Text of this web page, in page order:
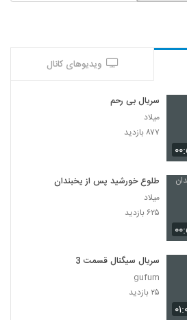
ویدیوهای کانال
سریال بی رحم
میلاد
۸۷۷ بازدید
طلوع خورشید پس از یخبندان
میلاد
۶۲۵ بازدید
سریال سیگنال قسمت 3
gufum
۲۵ بازدید